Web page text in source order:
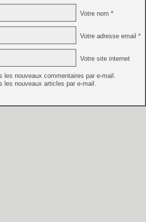
Votre nom *
Votre adresse email *
Votre site internet
les nouveaux commentaires par e-mail.
les nouveaux articles par e-mail.